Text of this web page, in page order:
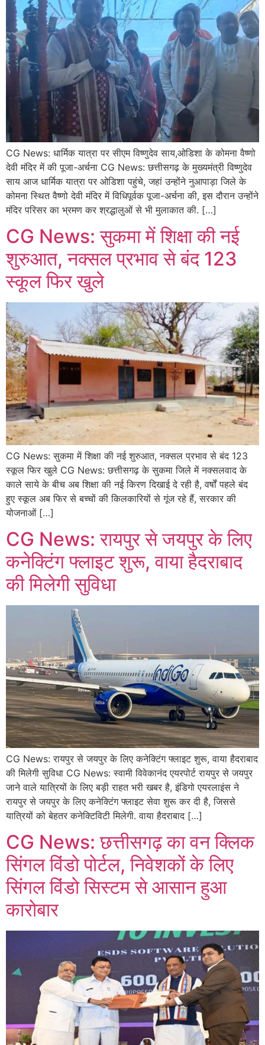
CG News: धार्मिक यात्रा पर सीएम विष्णुदेव साय,ओडिशा के कोमना वैष्णो
देवी मंदिर में की पूजा-अर्चना CG News: छत्तीसगढ़ के मुख्यमंत्री विष्णुदेव
साय आज धार्मिक यात्रा पर ओडिशा पहुंचे, जहां उन्होंने नुआपाड़ा जिले के
कोमना स्थित वैष्णो देवी मंदिर में विधिपूर्वक पूजा-अर्चना की, इस दौरान उन्होंने
मंदिर परिसर का भ्रमण कर श्रद्धालुओं से भी मुलाकात की. […]
CG News: सुकमा में शिक्षा की नई
शुरुआत, नक्सल प्रभाव से बंद 123
स्कूल फिर खुले
CG News: सुकमा में शिक्षा की नई शुरुआत, नक्सल प्रभाव से बंद 123
स्कूल फिर खुले CG News: छत्तीसगढ़ के सुकमा जिले में नक्सलवाद के
काले साये के बीच अब शिक्षा की नई किरण दिखाई दे रही है, वर्षों पहले बंद
हुए स्कूल अब फिर से बच्चों की किलकारियों से गूंज रहे हैं, सरकार की
योजनाओं […]
CG News: रायपुर से जयपुर के लिए
कनेक्टिंग फ्लाइट शुरू, वाया हैदराबाद
की मिलेगी सुविधा
CG News: रायपुर से जयपुर के लिए कनेक्टिंग फ्लाइट शुरू, वाया हैदराबाद
की मिलेगी सुविधा CG News: स्वामी विवेकानंद एयरपोर्ट रायपुर से जयपुर
जाने वाले यात्रियों के लिए बड़ी राहत भरी खबर है, इंडिगो एयरलाइंस ने
रायपुर से जयपुर के लिए कनेक्टिंग फ्लाइट सेवा शुरू कर दी है, जिससे
यात्रियों को बेहतर कनेक्टिविटी मिलेगी. वाया हैदराबाद […]
CG News: छत्तीसगढ़ का वन क्लिक
सिंगल विंडो पोर्टल, निवेशकों के लिए
सिंगल विंडो सिस्टम से आसान हुआ
कारोबार